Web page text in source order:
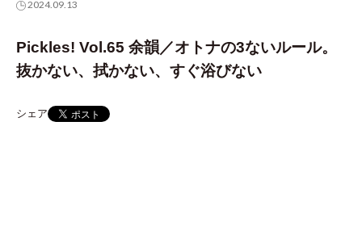
2024.09.13
Pickles! Vol.65 余韻／オトナの3ないルール。
抜かない、拭かない、すぐ浴びない
シェア